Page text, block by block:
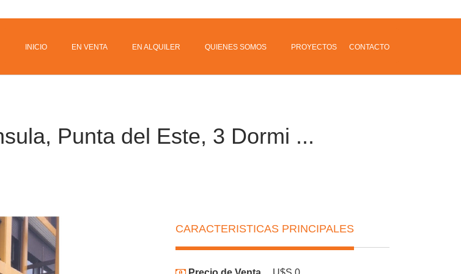
INICIO EN VENTA EN ALQUILER QUIENES SOMOS PROYECTOS CONTACTO
Punta del Este, 3 Dormi ...
CARACTERISTICAS PRINCIPALES